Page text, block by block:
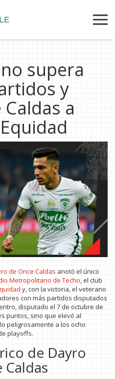
supera
y
a
de Once Caldas anotó el único
Metropolitano de Techo, el club
y, con la victoria, el veterano
con más partidos disputados
disputado el 7 de octubre de
puntos, sino que elevó al
peligrosamente a los ocho
playoffs.
de Dayro